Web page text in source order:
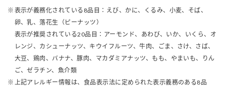
表示が義務化されている8品目：えび、かに、くるみ、小麦、そば、
卵、乳、落花生（ピーナッツ）
表示が推奨されている20品目：アーモンド、あわび、いか、いくら、オ
レンジ、カシューナッツ、キウイフルーツ、牛肉、ごま、さけ、さば、
大豆、鶏肉、バナナ、豚肉、マカダミアナッツ、もも、やまいも、りん
ご、ゼラチン、魚介類
上記アレルギー情報は、食品表示法に定められた表示義務のある8品